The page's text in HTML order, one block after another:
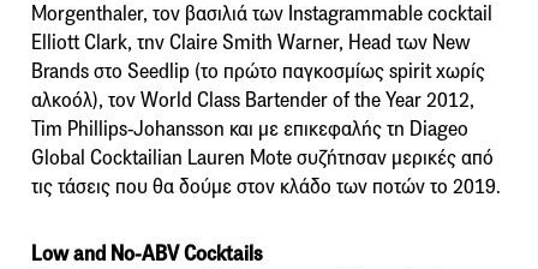
Morgenthaler, τον βασιλιά των Instagrammable cocktail
Elliott Clark, την Claire Smith Warner, Head των New
Brands στο Seedlip (το πρώτο παγκοσμίως spirit χωρίς
αλκοόλ), τον World Class Bartender of the Year 2012,
Tim Phillips-Johansson και με επικεφαλής τη Diageo
Global Cocktailian Lauren Mote συζήτησαν μερικές από
τις τάσεις που θα δούμε στον κλάδο των ποτών το 2019.
Low and No-ABV Cocktails